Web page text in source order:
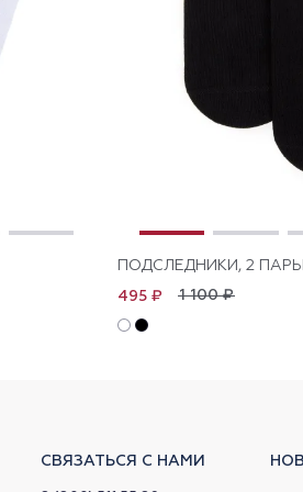
ПОДСЛЕДНИКИ, 2 ПАРЫ
1 100 ₽
495 ₽
СВЯЗАТЬСЯ С НАМИ